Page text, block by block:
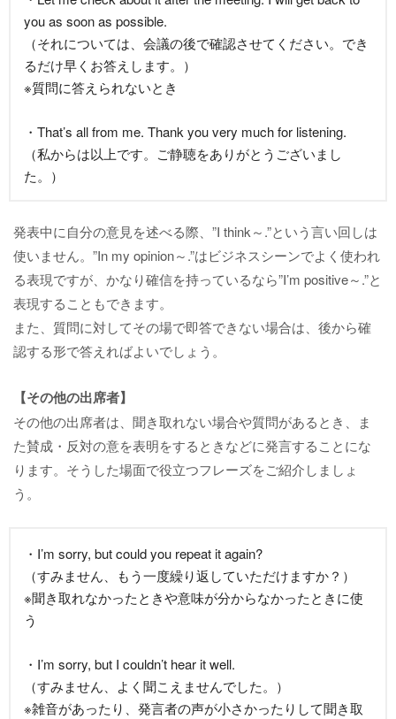
you as soon as possible.
（それについては、会議の後で確認させてください。でき
るだけ早くお答えします。）
※質問に答えられないとき
・That’s all from me. Thank you very much for listening.
（私からは以上です。ご静聴をありがとうございまし
た。）
発表中に自分の意見を述べる際、”I think～.”という言い回しは
使いません。”In my opinion～.”はビジネスシーンでよく使われ
る表現ですが、かなり確信を持っているなら”I’m positive～.”と
表現することもできます。
また、質問に対してその場で即答できない場合は、後から確
認する形で答えればよいでしょう。
【その他の出席者】
その他の出席者は、聞き取れない場合や質問があるとき、ま
た賛成・反対の意を表明をするときなどに発言することにな
ります。そうした場面で役立つフレーズをご紹介しましょ
う。
・I’m sorry, but could you repeat it again?
（すみません、もう一度繰り返していただけますか？）
※聞き取れなかったときや意味が分からなかったときに使
う
・I’m sorry, but I couldn’t hear it well.
（すみません、よく聞こえませんでした。）
※雑音があったり、発言者の声が小さかったりして聞き取